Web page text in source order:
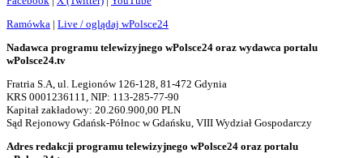
Ramówka | Live / oglądaj wPolsce24
Nadawca programu telewizyjnego wPolsce24 oraz wydawca portalu
wPolsce24.tv
Fratria S.A, ul. Legionów 126-128, 81-472 Gdynia
KRS 0001236111, NIP: 113-285-77-90
Kapitał zakładowy: 20.260.900,00 PLN
Sąd Rejonowy Gdańsk-Północ w Gdańsku, VIII Wydział Gospodarczy
Adres redakcji programu telewizyjnego wPolsce24 oraz portalu